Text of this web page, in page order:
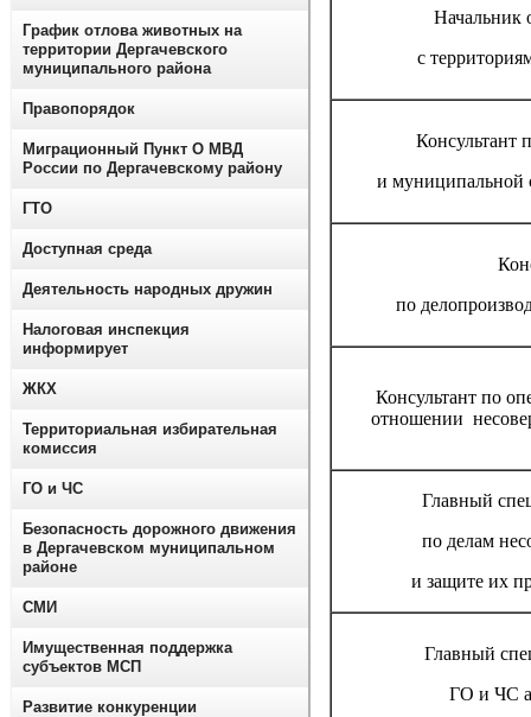
Начальник
с
Консультант
и муниципальной
по
Консультант по
отношении
Главный
по делам
и защите их
Главный
ГО и ЧС
График отлова животных на
территории Дергачевского
муниципального района
Правопорядок
Миграционный Пункт О МВД
России по Дергачевскому району
ГТО
Доступная среда
Деятельность народных дружин
Налоговая инспекция
информирует
ЖКХ
Территориальная избирательная
комиссия
ГО и ЧС
Безопасность дорожного движения
в Дергачевском муниципальном
районе
СМИ
Имущественная поддержка
субъектов МСП
Развитие конкуренции